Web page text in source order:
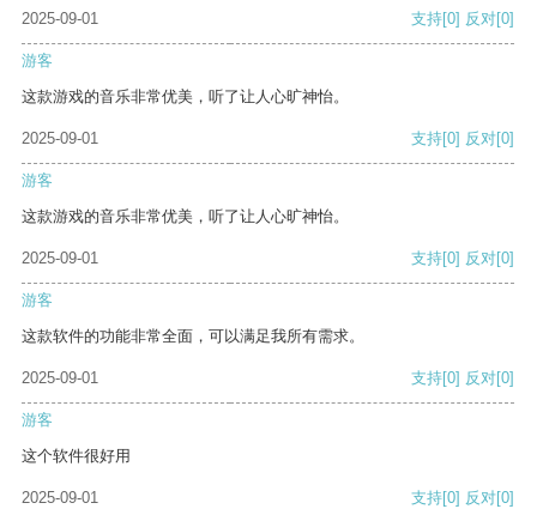
2025-09-01 支持[0] 反对[0]
游客
这款游戏的音乐非常优美，听了让人心旷神怡。
2025-09-01 支持[0] 反对[0]
游客
这款游戏的音乐非常优美，听了让人心旷神怡。
2025-09-01 支持[0] 反对[0]
游客
这款软件的功能非常全面，可以满足我所有需求。
2025-09-01 支持[0] 反对[0]
游客
这个软件很好用
2025-09-01 支持[0] 反对[0]